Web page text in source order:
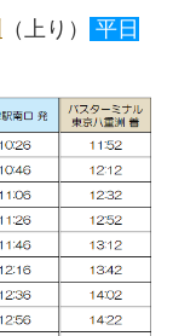
（上り）
平日